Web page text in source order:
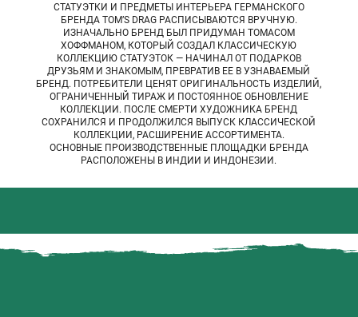
СТАТУЭТКИ И ПРЕДМЕТЫ ИНТЕРЬЕРА ГЕРМАНСКОГО
БРЕНДА TOM’S DRAG РАСПИСЫВАЮТСЯ ВРУЧНУЮ.
ИЗНАЧАЛЬНО БРЕНД БЫЛ ПРИДУМАН ТОМАСОМ
ХОФФМАНОМ, КОТОРЫЙ СОЗДАЛ КЛАССИЧЕСКУЮ
КОЛЛЕКЦИЮ СТАТУЭТОК — НАЧИНАЛ ОТ ПОДАРКОВ
ДРУЗЬЯМ И ЗНАКОМЫМ, ПРЕВРАТИВ ЕЕ В УЗНАВАЕМЫЙ
БРЕНД. ПОТРЕБИТЕЛИ ЦЕНЯТ ОРИГИНАЛЬНОСТЬ ИЗДЕЛИЙ,
ОГРАНИЧЕННЫЙ ТИРАЖ И ПОСТОЯННОЕ ОБНОВЛЕНИЕ
КОЛЛЕКЦИИ. ПОСЛЕ СМЕРТИ ХУДОЖНИКА БРЕНД
СОХРАНИЛСЯ И ПРОДОЛЖИЛСЯ ВЫПУСК КЛАССИЧЕСКОЙ
КОЛЛЕКЦИИ, РАСШИРЕНИЕ АССОРТИМЕНТА.
ОСНОВНЫЕ ПРОИЗВОДСТВЕННЫЕ ПЛОЩАДКИ БРЕНДА
РАСПОЛОЖЕНЫ В ИНДИИ И ИНДОНЕЗИИ.